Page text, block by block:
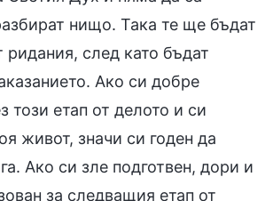
нищо. Така те ще бъдат
ридания, след като бъдат
Ако си добре
този етап от делото и си
живот, значи си годен да
Ако си зле подготвен, дори и
за следващия етап от